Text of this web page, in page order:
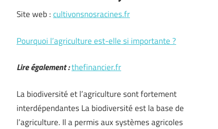
Site web :cultivonsnosracines.fr
Pourquoi l’agriculture est-elle si importante ?
Lire également :thefinancier.fr
La biodiversité et l’agriculture sont fortement
interdépendantes La biodiversité est la base de
l’agriculture. Il a permis aux systèmes agricoles